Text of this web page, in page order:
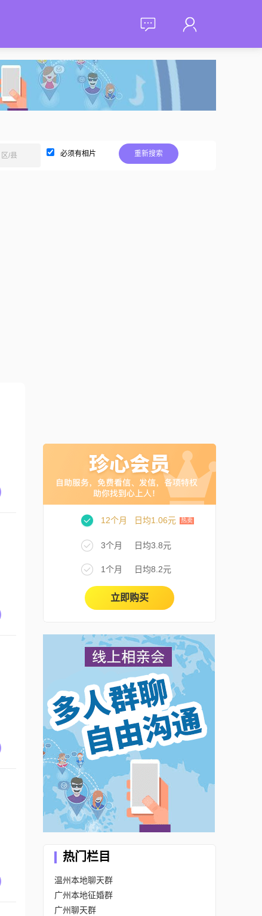
区/县 必须有相片 重新搜索
12个月 日均1.06元
3个月 日均3.8元
1个月 日均8.2元
立即购买
热门栏目
温州本地聊天群
广州本地征婚群
广州聊天群